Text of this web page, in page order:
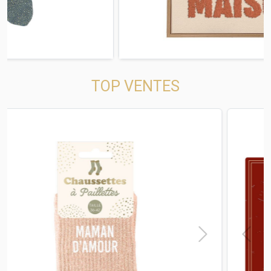
TOP VENTES
Previous Next